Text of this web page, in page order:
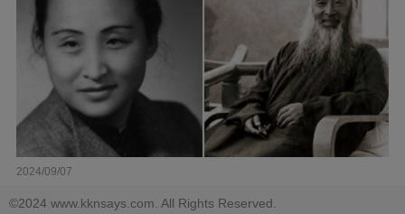
2024/09/07
©2024 www.kknsays.com. All Rights Reserved.